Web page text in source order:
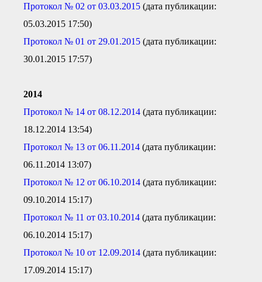
Протокол № 02 от 03.03.2015 (дата публикации:
05.03.2015 17:50)
Протокол № 01 от 29.01.2015 (дата публикации:
30.01.2015 17:57)
2014
Протокол № 14 от 08.12.2014 (дата публикации:
18.12.2014 13:54)
Протокол № 13 от 06.11.2014 (дата публикации:
06.11.2014 13:07)
Протокол № 12 от 06.10.2014 (дата публикации:
09.10.2014 15:17)
Протокол № 11 от 03.10.2014 (дата публикации:
06.10.2014 15:17)
Протокол № 10 от 12.09.2014 (дата публикации:
17.09.2014 15:17)